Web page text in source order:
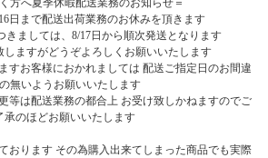
方へ夏季休暇配送業務のお知らせ＝
日まで配送出荷業務のお休みを頂きます
きましては、8/17日から順次発送となります
しますがどうぞよろしくお願いいたします
すお客様におかれましては 配送ご指定日のお間違
無いようお願いいたします
等は配送業務の都合上 お受け致しかねますのでご
承のほどお願いいたします
おります その為購入出来てしまった商品でも実際